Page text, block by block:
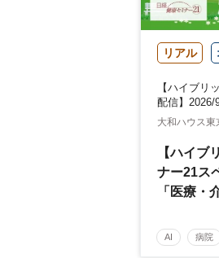
リアル
【ハイブリ
配信】2026/
大和ハウス
【ハイブ
ナー21ス
「医療・
病院経営
～診療報
AI 病院